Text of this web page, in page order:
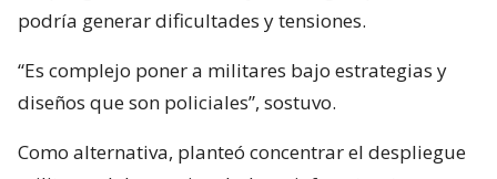
podría generar dificultades y tensiones.
“Es complejo poner a militares bajo estrategias y
diseños que son policiales”, sostuvo.
Como alternativa, planteó concentrar el despliegue